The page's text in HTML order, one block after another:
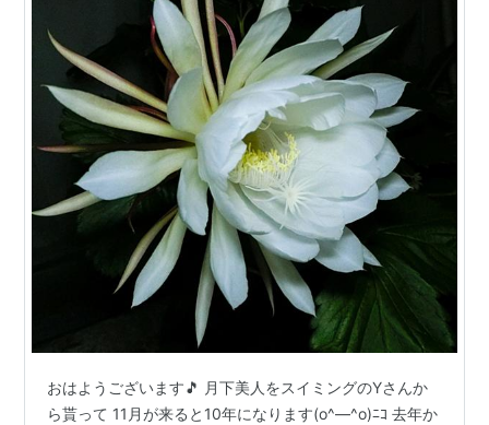
おはようございます🎵 月下美人をスイミングのYさんか
ら貰って 11月が来ると10年になります(o^―^o)ﾆｺ 去年か